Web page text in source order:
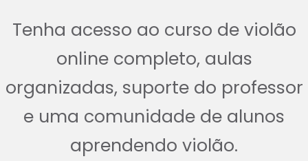
Tenha acesso ao curso de violão
online completo, aulas
organizadas, suporte do professor
e uma comunidade de alunos
aprendendo violão.